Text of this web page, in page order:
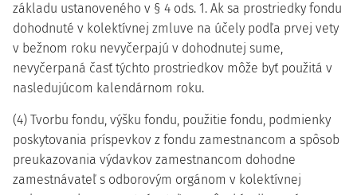
základu ustanoveného v § 4 ods. 1. Ak sa prostriedky fondu
dohodnuté v kolektívnej zmluve na účely podľa prvej vety
v bežnom roku nevyčerpajú v dohodnutej sume,
nevyčerpaná časť týchto prostriedkov môže byť použitá v
nasledujúcom kalendárnom roku.
(4) Tvorbu fondu, výšku fondu, použitie fondu, podmienky
poskytovania príspevkov z fondu zamestnancom a spôsob
preukazovania výdavkov zamestnancom dohodne
zamestnávateľ s odborovým orgánom v kolektívnej